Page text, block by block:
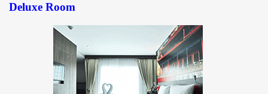
Deluxe Room